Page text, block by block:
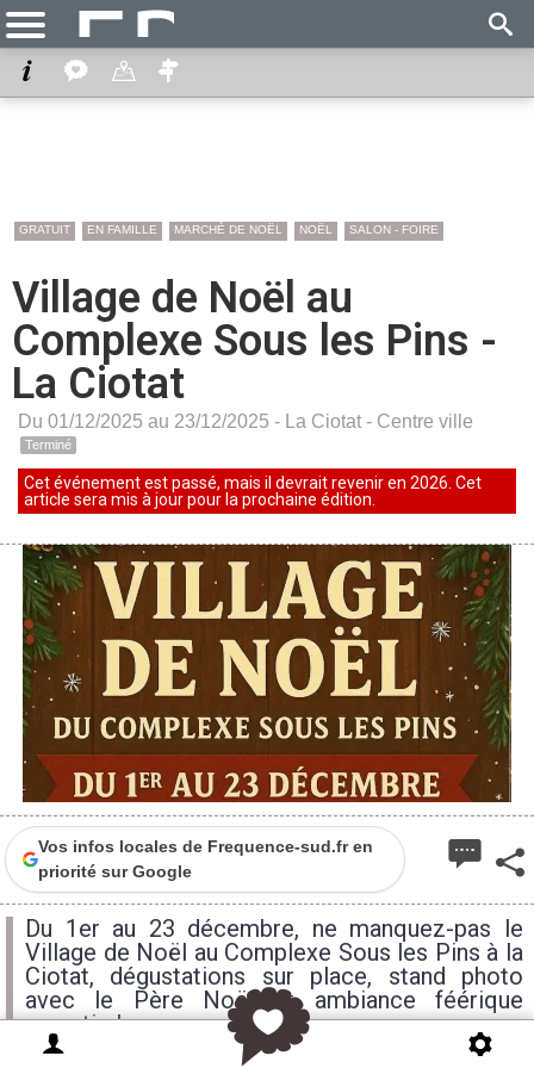
GRATUIT EN FAMILLE MARCHÉ DE NOËL NOËL SALON - FOIRE
Village de Noël au
Complexe Sous les Pins -
La Ciotat
Du 01/12/2025 au 23/12/2025 - La Ciotat - Centre ville
Terminé
Cet événement est passé, mais il devrait revenir en 2026. Cet
article sera mis à jour pour la prochaine édition.
Vos infos locales de Frequence-sud.fr en
priorité sur Google
Du 1er au 23 décembre, ne manquez-pas le
Village de Noël au Complexe Sous les Pins à la
Ciotat, dégustations sur place, stand photo
avec le Père Noël et ambiance féérique
garantie !